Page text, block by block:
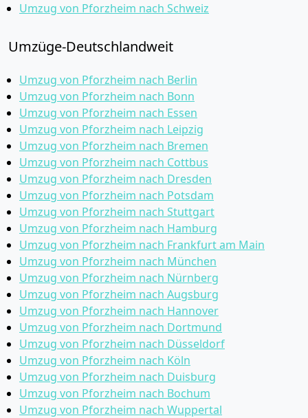
Umzug von Pforzheim nach Schweiz
Umzüge-Deutschlandweit
Umzug von Pforzheim nach Berlin
Umzug von Pforzheim nach Bonn
Umzug von Pforzheim nach Essen
Umzug von Pforzheim nach Leipzig
Umzug von Pforzheim nach Bremen
Umzug von Pforzheim nach Cottbus
Umzug von Pforzheim nach Dresden
Umzug von Pforzheim nach Potsdam
Umzug von Pforzheim nach Stuttgart
Umzug von Pforzheim nach Hamburg
Umzug von Pforzheim nach Frankfurt am Main
Umzug von Pforzheim nach München
Umzug von Pforzheim nach Nürnberg
Umzug von Pforzheim nach Augsburg
Umzug von Pforzheim nach Hannover
Umzug von Pforzheim nach Dortmund
Umzug von Pforzheim nach Düsseldorf
Umzug von Pforzheim nach Köln
Umzug von Pforzheim nach Duisburg
Umzug von Pforzheim nach Bochum
Umzug von Pforzheim nach Wuppertal